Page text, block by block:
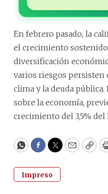
En febrero pasado, la
el crecimiento sostenido
diversificación
varios riesgos persisten
clima y la deuda
sobre la economía,
crecimiento del 3,5% del
WhatsApp
Facebook
Twitter
Email
Impreso